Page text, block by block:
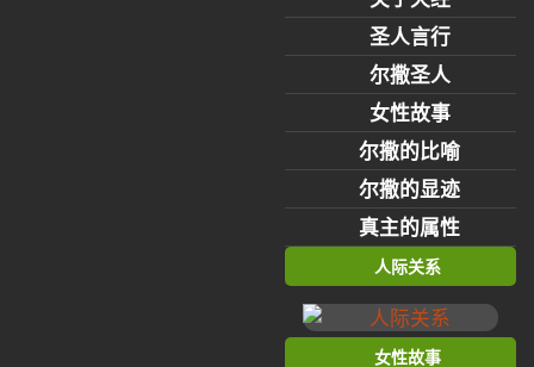
圣人言行
尔撒圣人
女性故事
尔撒的比喻
尔撒的显迹
真主的属性
人际关系
女性故事